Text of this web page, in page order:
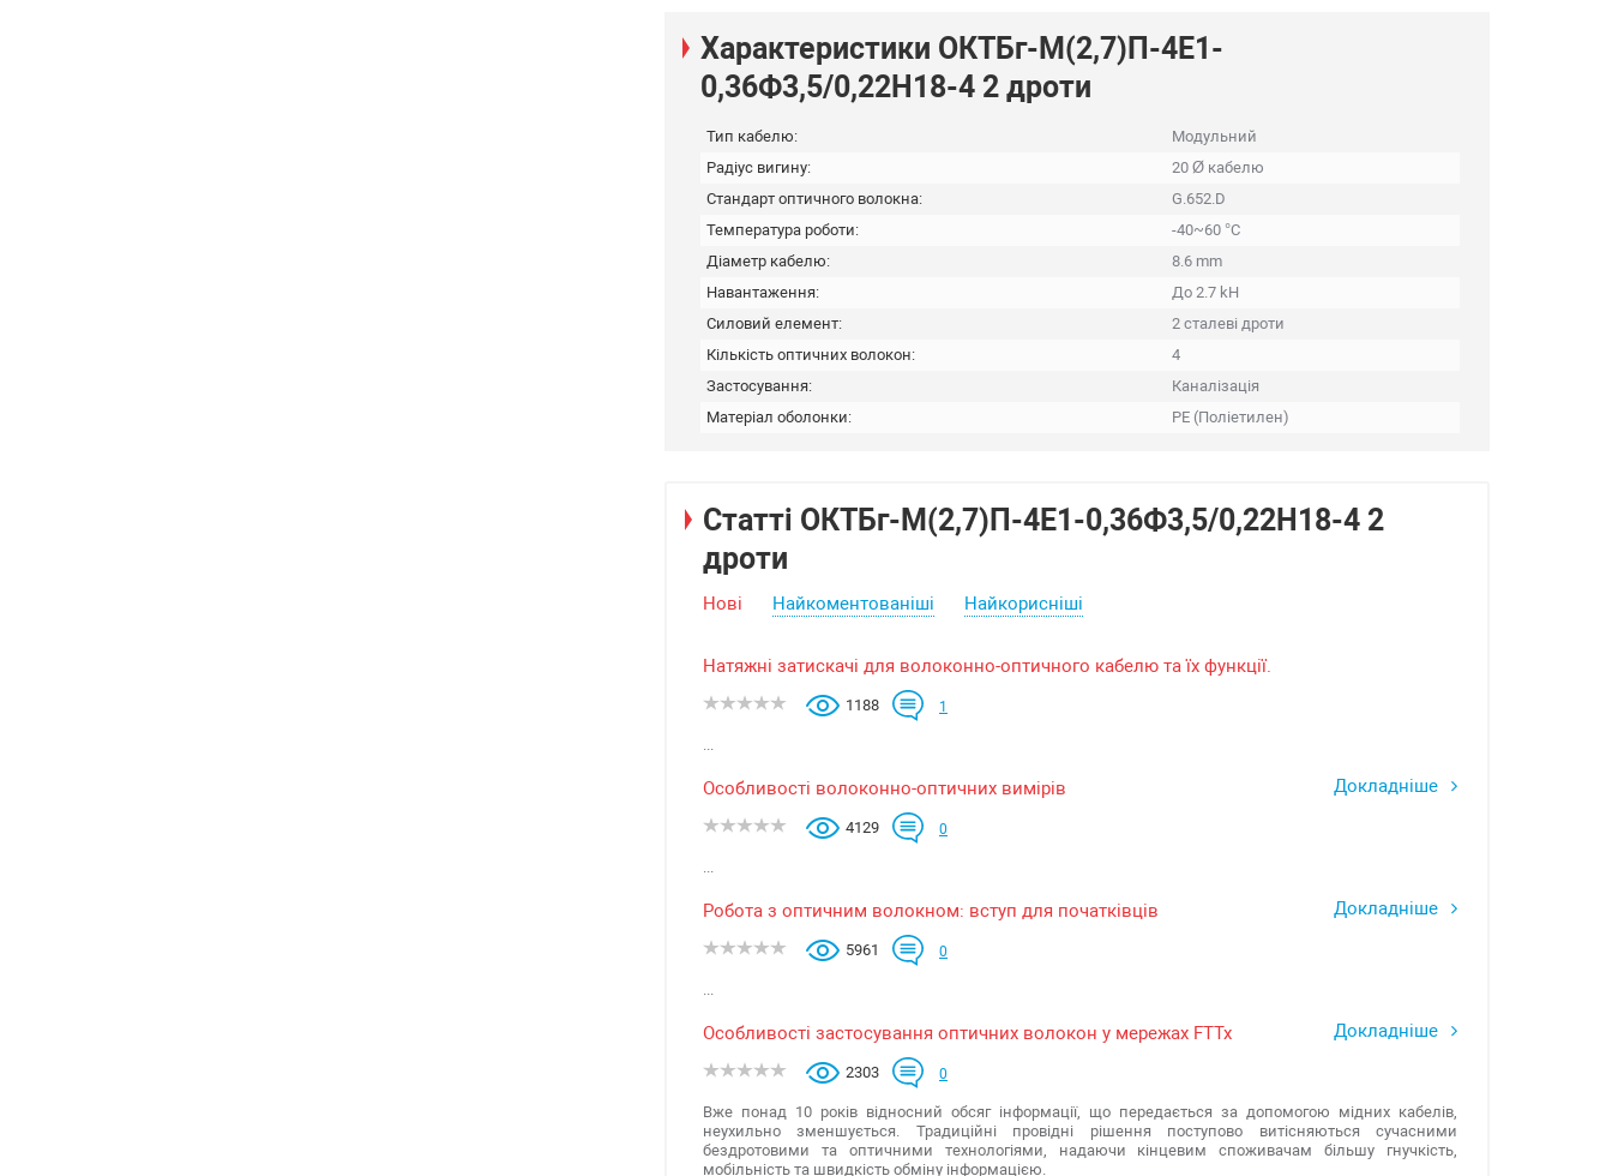
Характеристики ОКТБг-М(2,7)П-4Е1-
0,36Ф3,5/0,22Н18-4 2 дроти
Тип кабелю:
Модульний
Радіус вигину:
20 Ø кабелю
Стандарт оптичного волокна:
G.652.D
Температура роботи:
-40~60 °C
Діаметр кабелю:
8.6 mm
Навантаження:
До 2.7 kH
Силовий елемент:
2 сталеві дроти
Кількість оптичних волокон:
4
Застосування:
Каналізація
Матеріал оболонки:
PE (Поліетилен)
Статті ОКТБг-М(2,7)П-4Е1-0,36Ф3,5/0,22Н18-4 2
дроти
Нові Найкоментованіші Найкорисніші
Натяжні затискачі для волоконно-оптичного кабелю та їх функції.
1188 1
Докладніше
Особливості волоконно-оптичних вимірів
4129 0
Докладніше
Робота з оптичним волокном: вступ для початківців
5961 0
Докладніше
Особливості застосування оптичних волокон у мережах FTTx
2303 0
Вже понад 10 років відносний обсяг інформації, що передається за допомогою мідних кабелів,
неухильно зменшується. Традиційні провідні рішення поступово витісняються сучасними
бездротовими та оптичними технологіями, надаючи кінцевим споживачам більшу гнучкість,
мобільність та швидкість обміну інформацією.